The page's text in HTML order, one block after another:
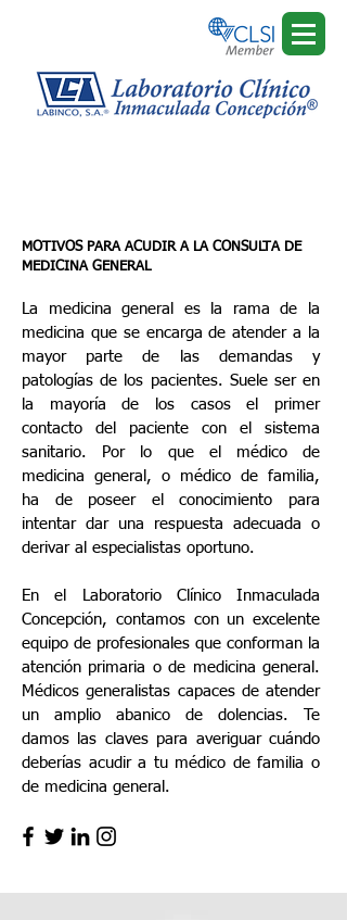
MOTIVOS PARA ACUDIR A LA CONSULTA DE
MEDICINA GENERAL
La medicina general es la rama de la
medicina que se encarga de atender a la
mayor parte de las demandas y
patologías de los pacientes. Suele ser en
la mayoría de los casos el primer
contacto del paciente con el sistema
sanitario. Por lo que el médico de
medicina general, o médico de familia,
ha de poseer el conocimiento para
intentar dar una respuesta adecuada o
derivar al especialistas oportuno.
En el Laboratorio Clínico Inmaculada
Concepción, contamos con un excelente
equipo de profesionales que conforman la
atención primaria o de medicina general.
Médicos generalistas capaces de atender
un amplio abanico de dolencias. Te
damos las claves para averiguar cuándo
deberías acudir a tu médico de familia o
de medicina general.